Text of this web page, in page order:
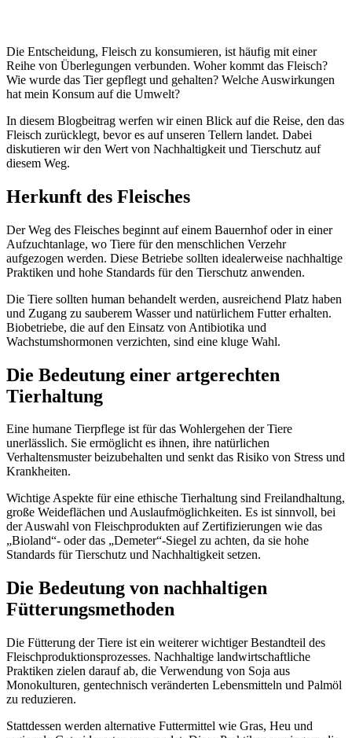
Die Entscheidung, Fleisch zu konsumieren, ist häufig mit einer
Reihe von Überlegungen verbunden. Woher kommt das Fleisch?
Wie wurde das Tier gepflegt und gehalten? Welche Auswirkungen
hat mein Konsum auf die Umwelt?
In diesem Blogbeitrag werfen wir einen Blick auf die Reise, den das
Fleisch zurücklegt, bevor es auf unseren Tellern landet. Dabei
diskutieren wir den Wert von Nachhaltigkeit und Tierschutz auf
diesem Weg.
Herkunft des Fleisches
Der Weg des Fleisches beginnt auf einem Bauernhof oder in einer
Aufzuchtanlage, wo Tiere für den menschlichen Verzehr
aufgezogen werden. Diese Betriebe sollten idealerweise nachhaltige
Praktiken und hohe Standards für den Tierschutz anwenden.
Die Tiere sollten human behandelt werden, ausreichend Platz haben
und Zugang zu sauberem Wasser und natürlichem Futter erhalten.
Biobetriebe, die auf den Einsatz von Antibiotika und
Wachstumshormonen verzichten, sind eine kluge Wahl.
Die Bedeutung einer artgerechten
Tierhaltung
Eine humane Tierpflege ist für das Wohlergehen der Tiere
unerlässlich. Sie ermöglicht es ihnen, ihre natürlichen
Verhaltensmuster beizubehalten und senkt das Risiko von Stress und
Krankheiten.
Wichtige Aspekte für eine ethische Tierhaltung sind Freilandhaltung,
große Weideflächen und Auslaufmöglichkeiten. Es ist sinnvoll, bei
der Auswahl von Fleischprodukten auf Zertifizierungen wie das
„Bioland“- oder das „Demeter“-Siegel zu achten, da sie hohe
Standards für Tierschutz und Nachhaltigkeit setzen.
Die Bedeutung von nachhaltigen
Fütterungsmethoden
Die Fütterung der Tiere ist ein weiterer wichtiger Bestandteil des
Fleischproduktionsprozesses. Nachhaltige landwirtschaftliche
Praktiken zielen darauf ab, die Verwendung von Soja aus
Monokulturen, gentechnisch veränderten Lebensmitteln und Palmöl
zu reduzieren.
Stattdessen werden alternative Futtermittel wie Gras, Heu und